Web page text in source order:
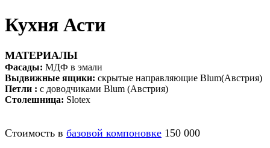
Кухня Асти
МАТЕРИАЛЫ
Фасады: МДФ в эмали
Выдвижные ящики: скрытые направляющие Blum(Австрия)
Петли : с доводчиками Blum (Австрия)
Столешница: Slotex
Стоимость в базовой компоновке 150 000